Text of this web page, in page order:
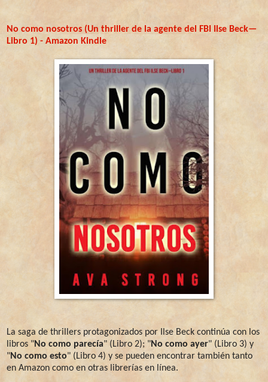
No como nosotros (Un thriller de la agente del FBI Ilse Beck—
Libro 1) - Amazon Kindle
La saga de thrillers protagonizados por Ilse Beck continúa con los
libros "No como parecía" (Libro 2); "No como ayer" (Libro 3) y
"No como esto" (Libro 4) y se pueden encontrar también tanto
en Amazon como en otras librerías en línea.